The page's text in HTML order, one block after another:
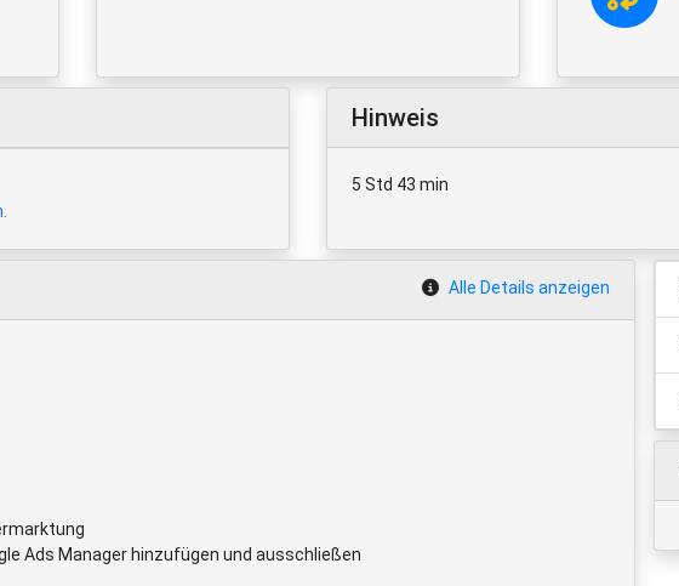
Hinweis
5 Std 43 min
Alle Details anzeigen
Ads Manager hinzufügen und ausschließen